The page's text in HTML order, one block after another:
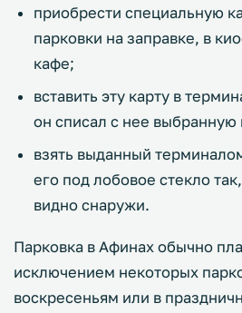
приобрести специальную
парковки на заправке, в
кафе;
вставить эту карту в
он списал с нее
взять выданный
его под лобовое стекло
видно снаружи.
Парковка в Афинах обычно
исключением некоторых
воскресеньям или в